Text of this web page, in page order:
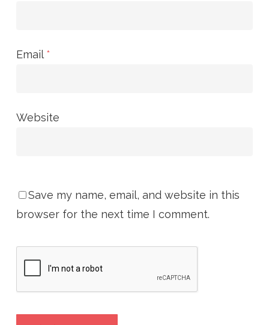
Email *
Website
Save my name, email, and website in this
browser for the next time I comment.